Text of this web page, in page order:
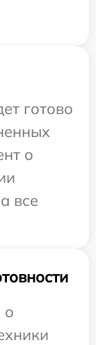
готово
о
все
о